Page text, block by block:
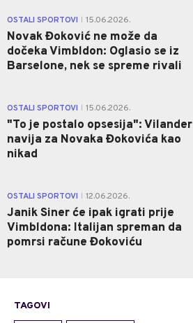
OSTALI SPORTOVI 15.06.2026.
Novak Đoković ne može da
dočeka Vimbldon: Oglasio se iz
Barselone, nek se spreme rivali
OSTALI SPORTOVI 15.06.2026.
"To je postalo opsesija": Vilander
navija za Novaka Đokovića kao
nikad
OSTALI SPORTOVI 12.06.2026.
Janik Siner će ipak igrati prije
Vimbldona: Italijan spreman da
pomrsi račune Đokoviću
TAGOVI